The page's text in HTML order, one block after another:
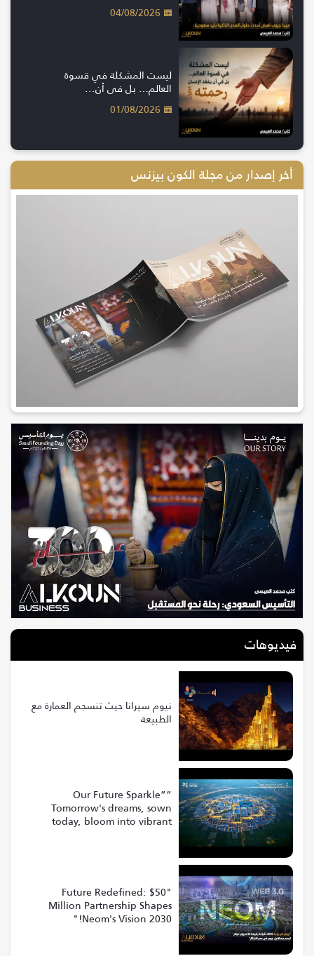
04/08/2026
ليست المشكلة في قسوة
العالم… بل في أن...
01/08/2026
أخر إصدار من مجلة الكون بيزنس
فيديوهات
نيوم سيرانا حيث تنسجم العمارة مع
الطبيعة
“Our Future Sparkle”
Tomorrow's dreams, sown
today, bloom into vibrant
"Future Redefined: $50
Million Partnership Shapes
Neom's Vision 2030!"